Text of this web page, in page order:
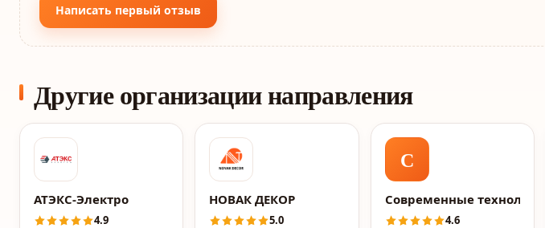
Написать первый отзыв
Другие организации направления
АТЭКС-Электро
4.9
НОВАК ДЕКОР
5.0
С
Современные технологии
4.6